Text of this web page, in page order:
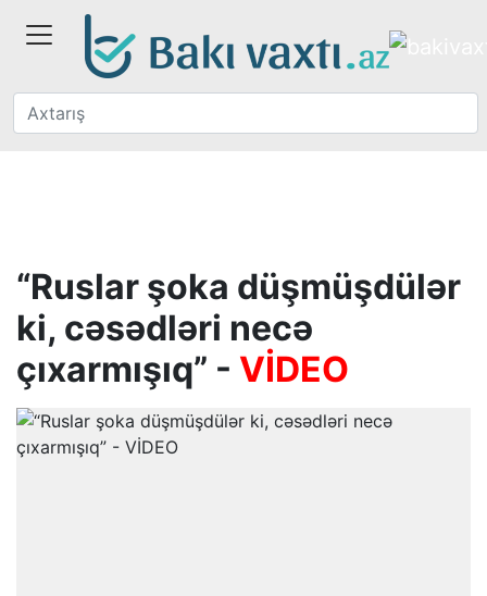
“Ruslar şoka düşmüşdülər
ki, cəsədləri necə
çıxarmışıq” - VİDEO